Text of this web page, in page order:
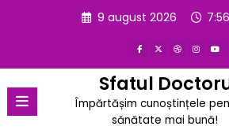
9 august 2026
Sfatul
Împărtășim cunoștințele
sănătate mai bună!